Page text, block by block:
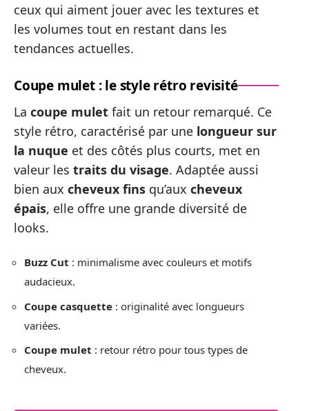
ceux qui aiment jouer avec les textures et
les volumes tout en restant dans les
tendances actuelles.
Coupe mulet : le style rétro revisité
La coupe mulet fait un retour remarqué. Ce
style rétro, caractérisé par une longueur sur
la nuque et des côtés plus courts, met en
valeur les traits du visage. Adaptée aussi
bien aux cheveux fins qu’aux cheveux
épais, elle offre une grande diversité de
looks.
Buzz Cut : minimalisme avec couleurs et motifs
audacieux.
Coupe casquette : originalité avec longueurs
variées.
Coupe mulet : retour rétro pour tous types de
cheveux.